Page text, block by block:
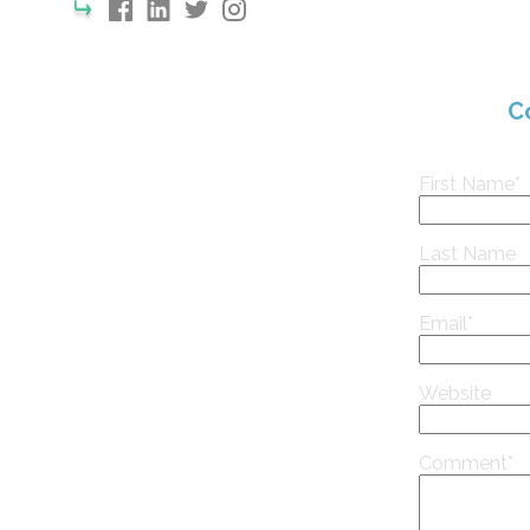
First Name*
Last Name
Email*
Website
Comment*